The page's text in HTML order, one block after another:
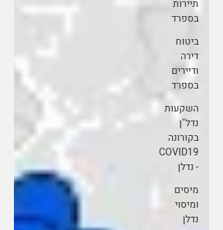
תיירות
בספרד
ביטוח
דירה
ודיירים
בספרד
השקעות
נדל"ן
בקורונה
COVID19
- נדלן
מיסים
ומיסוי
נדלן